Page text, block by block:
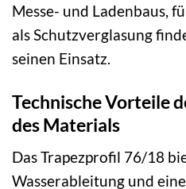
Messe- und Ladenbaus,
als Schutzverglasung
seinen Einsatz.
Technische Vorteile
des Materials
Das Trapezprofil 76/18
Wasserableitung und